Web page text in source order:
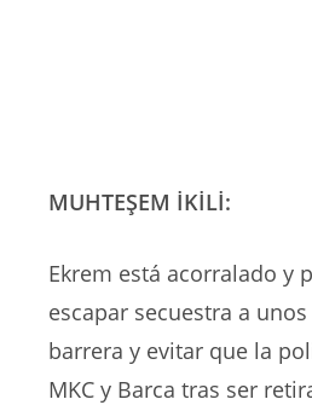
MUHTEŞEM İKİLİ:
Ekrem está acorralado y
escapar secuestra a
barrera y evitar que la
MKC y Barca tras ser